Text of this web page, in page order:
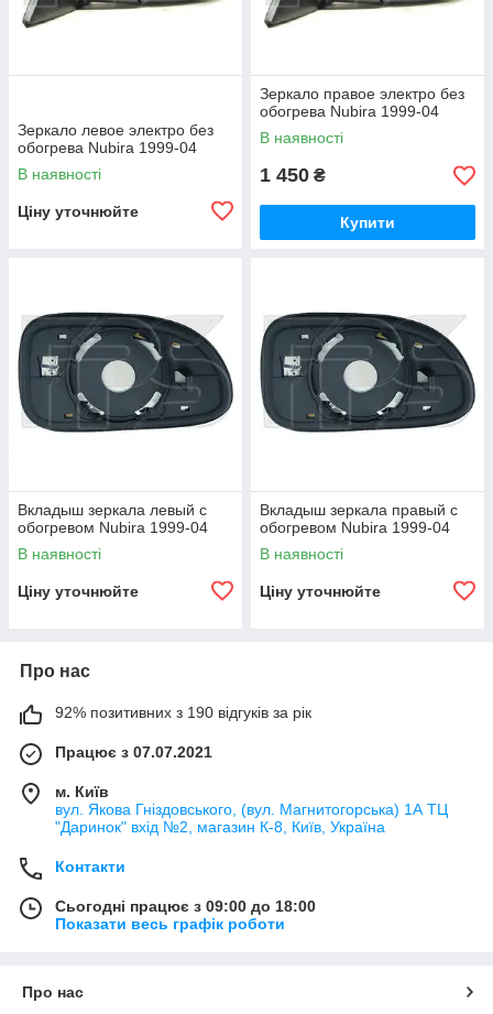
Зеркало левое электро без
обогрева Nubira 1999-04
В наявності
Ціну уточнюйте
Зеркало правое электро без
обогрева Nubira 1999-04
В наявності
1 450 ₴
Купити
Вкладыш зеркала левый с
обогревом Nubira 1999-04
В наявності
Ціну уточнюйте
Вкладыш зеркала правый с
обогревом Nubira 1999-04
В наявності
Ціну уточнюйте
Про нас
92% позитивних з 190 відгуків за рік
Працює з 07.07.2021
м. Київ
вул. Якова Гніздовського, (вул. Магнитогорська) 1А ТЦ
"Даринок" вхід №2, магазин К-8, Київ, Україна
Контакти
Сьогодні працює з 09:00 до 18:00
Показати весь графік роботи
Про нас